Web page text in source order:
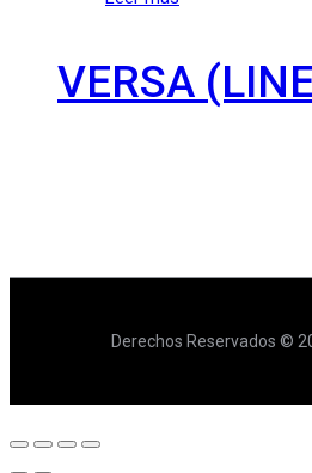
VERSA
Derechos Reservados ©